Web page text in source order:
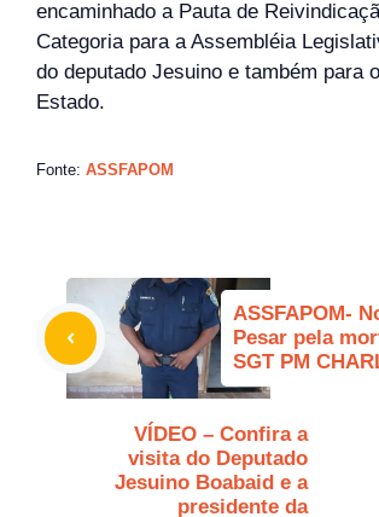
encaminhado a Pauta de
Categoria para a Assembléia
do deputado Jesuino e também para
Estado.
Fonte: ASSFAPOM
ASSFAPOM-
Pesar pela
SGT PM
VÍDEO – Confira a
visita do Deputado
Jesuino Boabaid e a
presidente da